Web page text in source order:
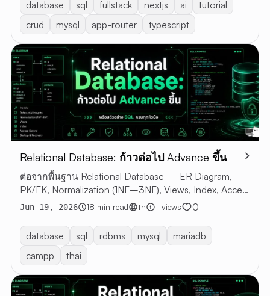
database sql fullstack nextjs ai
tutorial
crud
mysql app-router typescript
Relational Database: ก้าวต่อไป Advance ขึ้น
ต่อจากพื้นฐาน Relational Database — ER Diagram,
PK/FK, Normalization (1NF–3NF), Views, Index, Access
Control, Backup & Recovery พร้อมตัวอย่าง SQL
Jun 19, 2026 18 min read th - views 0
database sql rdbms mysql
mariadb
campp
thai